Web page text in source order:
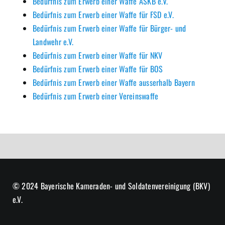
Bedürfnis zum Erwerb einer Waffe für FSD e.V.
Bedürfnis zum Erwerb einer Waffe für Bürger- und
Landwehr e.V.
Bedürfnis zum Erwerb einer Waffe für NKV
Bedürfnis zum Erwerb einer Waffe für BOS
Bedürfnis zum Erwerb einer Waffe ausserhalb Bayern
Bedürfnis zum Erwerb einer Vereinswaffe
© 2024 Bayerische Kameraden- und Soldatenvereinigung (BKV)
e.V.